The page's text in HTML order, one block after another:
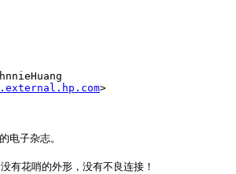
>
电子杂志。
有花哨的外形，没有不良连接！